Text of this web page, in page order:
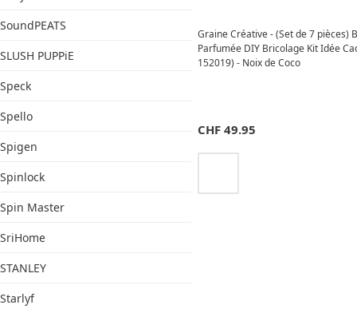
SoundPEATS
SLUSH PUPPiE
Speck
Spello
Spigen
Spinlock
Spin Master
SriHome
STANLEY
Starlyf
Graine Créative - (Set de 7 pièces)
Parfumée DIY Bricolage Kit Idée
152019) - Noix de Coco
CHF 49.95